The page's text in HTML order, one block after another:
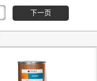
下一页